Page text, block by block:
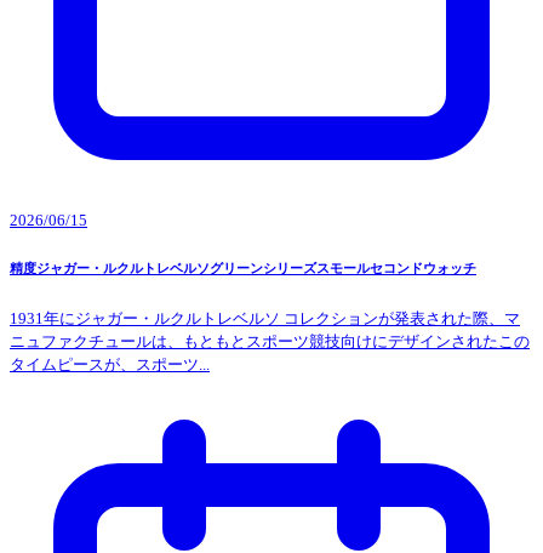
2026/06/15
精度ジャガー・ルクルトレベルソグリーンシリーズスモールセコンドウォッチ
1931年にジャガー・ルクルトレベルソ コレクションが発表された際、マ
ニュファクチュールは、もともとスポーツ競技向けにデザインされたこの
タイムピースが、スポーツ...